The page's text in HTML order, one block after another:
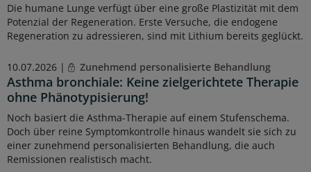
Die humane Lunge verfügt über eine große Plastizität mit dem
Potenzial der Regeneration. Erste Versuche, die endogene
Regeneration zu adressieren, sind mit Lithium bereits geglückt.
10.07.2026 | Zunehmend personalisierte Behandlung
Asthma bronchiale: Keine zielgerichtete Therapie
ohne Phänotypisierung!
Noch basiert die Asthma-Therapie auf einem Stufenschema.
Doch über reine Symptomkontrolle hinaus wandelt sie sich zu
einer zunehmend personalisierten Behandlung, die auch
Remissionen realistisch macht.